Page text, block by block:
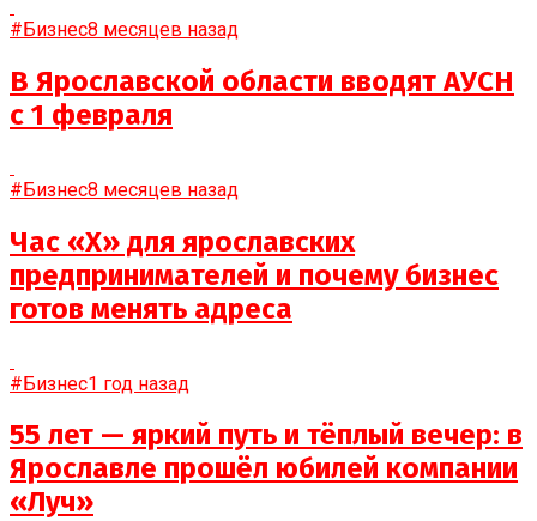
#Бизнес8 месяцев назад
В Ярославской области вводят АУСН
с 1 февраля
#Бизнес8 месяцев назад
Час «Х» для ярославских
предпринимателей и почему бизнес
готов менять адреса
#Бизнес1 год назад
55 лет — яркий путь и тёплый вечер: в
Ярославле прошёл юбилей компании
«Луч»